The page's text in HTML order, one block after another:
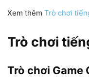
Xem thêm Trò chơi
Trò chơi
Trò chơi